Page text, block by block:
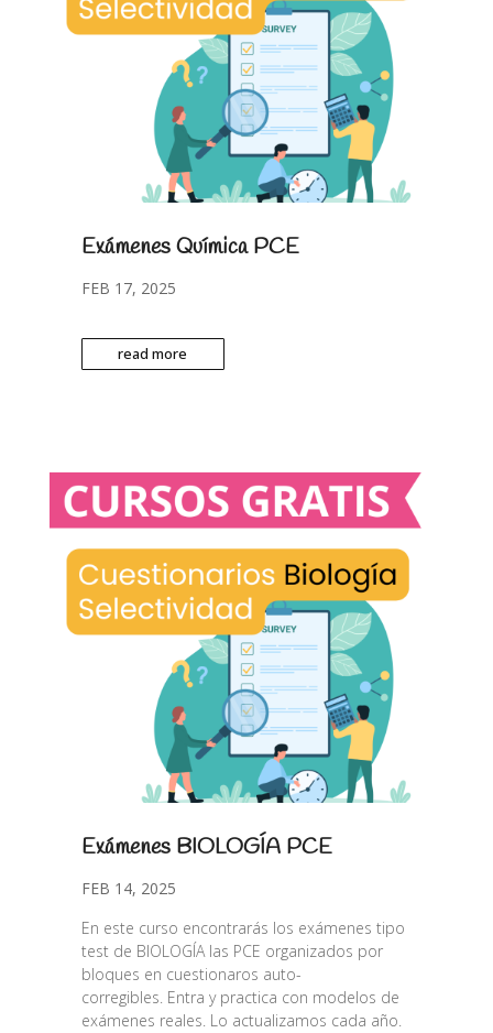
Exámenes Química PCE
FEB 17, 2025
read more
Exámenes BIOLOGÍA PCE
FEB 14, 2025
En este curso encontrarás los exámenes tipo
test de BIOLOGÍA las PCE organizados por
bloques en cuestionaros auto-
corregibles. Entra y practica con modelos de
exámenes reales. Lo actualizamos cada año.